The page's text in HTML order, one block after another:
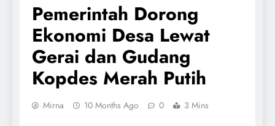
Pemerintah Dorong
Ekonomi Desa Lewat
Gerai dan Gudang
Kopdes Merah Putih
Mirna 10 Months Ago 0 3 Mins